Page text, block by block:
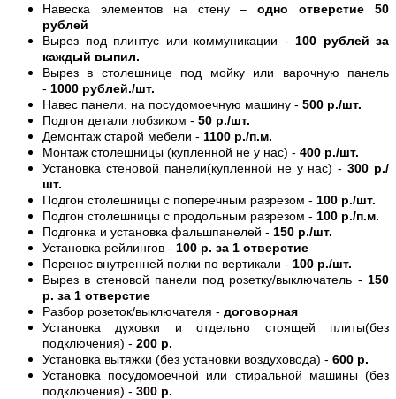
Навеска элементов на стену –одно отверстие 50
рублей
Вырез под плинтус или коммуникации - 100 рублей за
каждый выпил.
Вырез в столешнице под мойку или варочную панель
- 1000 рублей./шт.
Навес панели. на посудомоечную машину - 500 р./шт.
Подгон детали лобзиком - 50 р./шт.
Демонтаж старой мебели - 1100 р./п.м.
Монтаж столешницы (купленной не у нас) - 400 р./шт.
Установка стеновой панели(купленной не у нас) -300 р./
шт.
Подгон столешницы с поперечным разрезом - 100 р./шт.
Подгон столешницы с продольным разрезом - 100 р./п.м.
Подгонка и установка фальшпанелей - 150 р./шт.
Установка рейлингов - 100 р. за 1 отверстие
Перенос внутренней полки по вертикали - 100 р./шт.
Вырез в стеновой панели под розетку/выключатель - 150
р. за 1 отверстие
Разбор розеток/выключателя - договорная
Установка духовки и отдельно стоящей плиты(без
подключения) - 200 р.
Установка вытяжки (без установки воздуховода) - 600 р.
Установка посудомоечной или стиральной машины (без
подключения) - 300 р.